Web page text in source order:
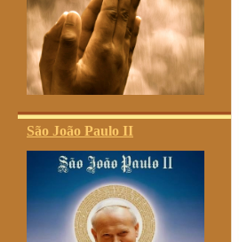
São João Paulo II